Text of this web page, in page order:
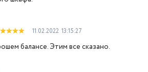
11.02.2022 13:15:27
балансе. Этим все сказано.